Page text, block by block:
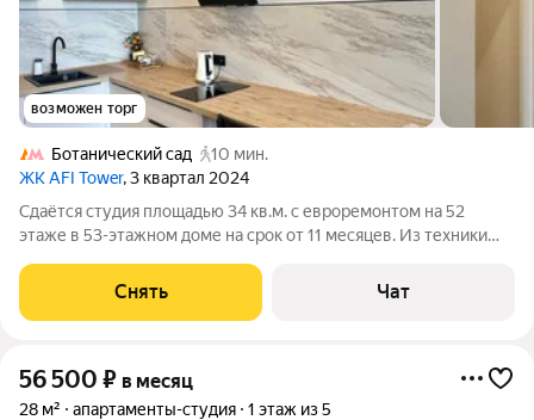
возможен торг
Ботанический сад
10 мин.
ЖК AFI Tower, 3 квартал 2024
Сдаётся студия площадью 34 кв.м. с евроремонтом на 52
этаже в 53-этажном доме на срок от 11 месяцев. Из техники
Пылесос Дом - монолитный, окна выходят на улицу. Есть
консьерж. В подъезде 8
Снять Чат
56 500 ₽ в месяц
28 м² апартаменты-студия 1 этаж из 5